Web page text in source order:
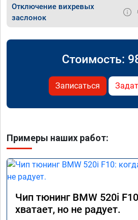
Отключение вихревых
заслонок
Стоимость:
Записаться
Примеры наших работ:
Чип тюнинг BMW 520i
хватает, но не радует.